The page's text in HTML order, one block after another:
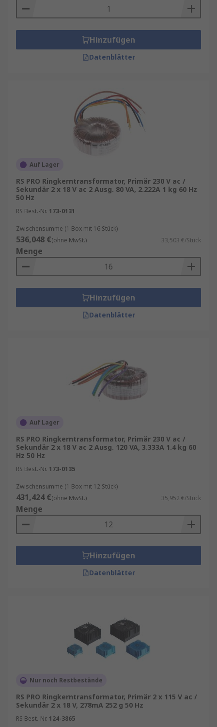
Hinzufügen
Datenblätter
Auf Lager
RS PRO Ringkerntransformator, Primär 230 V ac /
Sekundär 2 x 18 V ac 2 Ausg. 80 VA, 2.222A 1 kg 60 Hz
50 Hz
RS Best.-Nr. 173-0131
Zwischensumme (1 Box mit 16 Stück)
536,048 €(ohne MwSt.) 33,503 €/Stück
Menge
Hinzufügen
Datenblätter
Auf Lager
RS PRO Ringkerntransformator, Primär 230 V ac /
Sekundär 2 x 18 V ac 2 Ausg. 120 VA, 3.333A 1.4 kg 60
Hz 50 Hz
RS Best.-Nr. 173-0135
Zwischensumme (1 Box mit 12 Stück)
431,424 €(ohne MwSt.) 35,952 €/Stück
Menge
Hinzufügen
Datenblätter
Nur noch Restbestände
RS PRO Ringkerntransformator, Primär 2 x 115 V ac /
Sekundär 2 x 18 V, 278mA 252 g 50 Hz
RS Best.-Nr. 124-3865